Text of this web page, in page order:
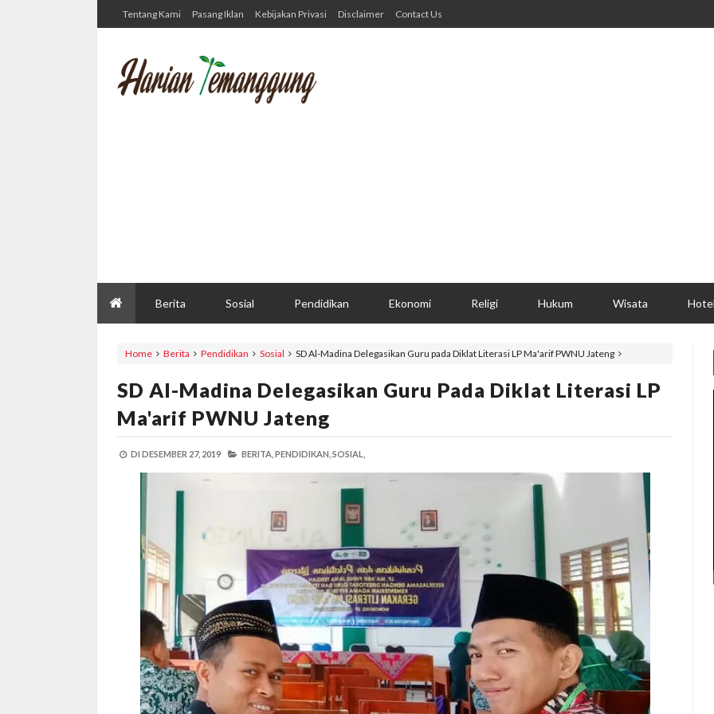
Tentang Kami Pasang Iklan Kebijakan Privasi Disclaimer Contact Us
Berita Sosial Pendidikan Ekonomi Religi Hukum Wisata Hotel
Home Berita Pendidikan Sosial SD Al-Madina Delegasikan Guru pada Diklat Literasi LP Ma'arif PWNU Jateng
SD Al-Madina Delegasikan Guru Pada Diklat Literasi LP
Ma'arif PWNU Jateng
DI DESEMBER 27, 2019 BERITA, PENDIDIKAN, SOSIAL,